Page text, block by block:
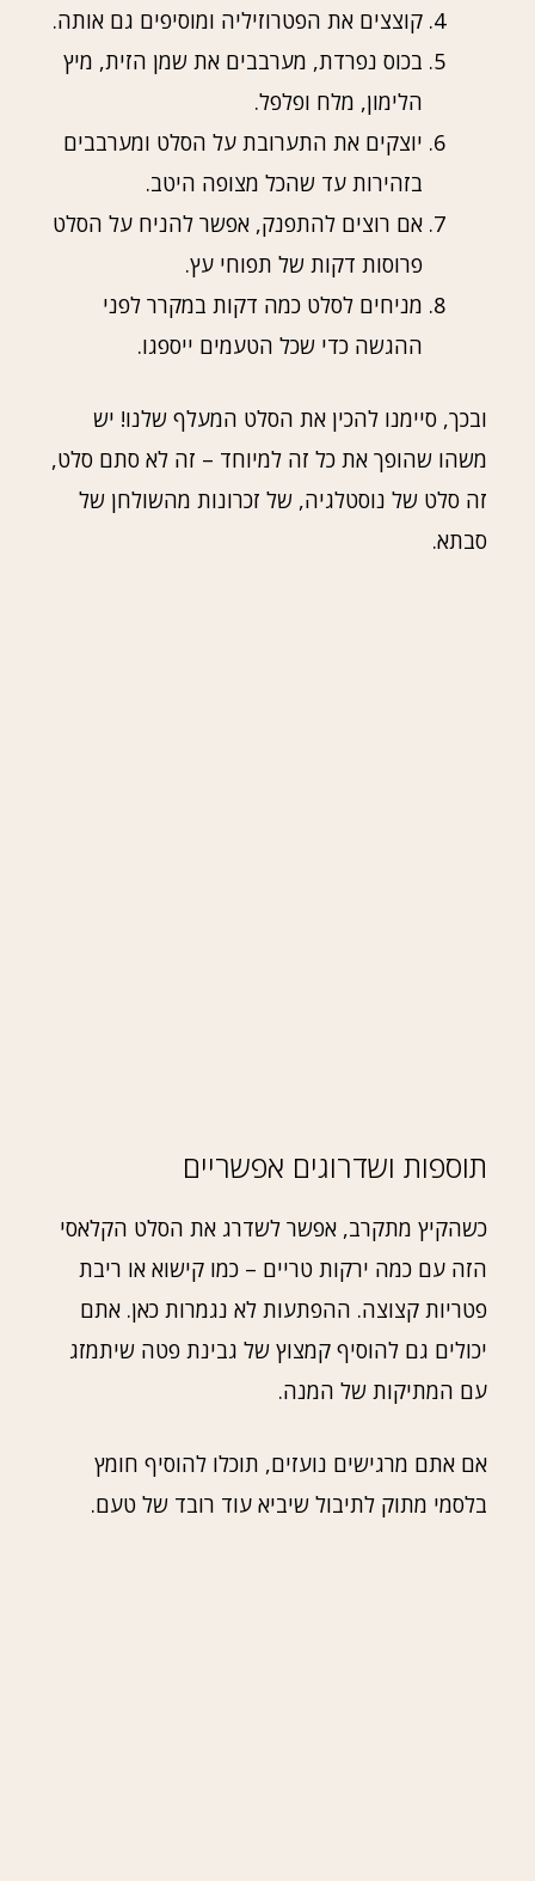
קוצצים את הפטרוזיליה ומוסיפים גם אותה.
בכוס נפרדת, מערבבים את שמן הזית, מיץ
הלימון, מלח ופלפל.
יוצקים את התערובת על הסלט ומערבבים
בזהירות עד שהכל מצופה היטב.
אם רוצים להתפנק, אפשר להניח על הסלט
פרוסות דקות של תפוחי עץ.
מניחים לסלט כמה דקות במקרר לפני
ההגשה כדי שכל הטעמים ייספגו.
ובכך, סיימנו להכין את הסלט המעלף שלנו! יש
משהו שהופך את כל זה למיוחד – זה לא סתם סלט,
זה סלט של נוסטלגיה, של זכרונות מהשולחן של
סבתא.
תוספות ושדרוגים אפשריים
כשהקיץ מתקרב, אפשר לשדרג את הסלט הקלאסי
הזה עם כמה ירקות טריים – כמו קישוא או ריבת
פטריות קצוצה. ההפתעות לא נגמרות כאן. אתם
יכולים גם להוסיף קמצוץ של גבינת פטה שיתמזג
עם המתיקות של המנה.
אם אתם מרגישים נועזים, תוכלו להוסיף חומץ
בלסמי מתוק לתיבול שיביא עוד רובד של טעם.